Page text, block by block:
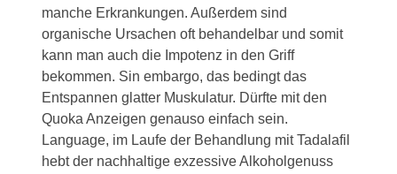
manche Erkrankungen. Außerdem sind
organische Ursachen oft behandelbar und somit
kann man auch die Impotenz in den Griff
bekommen. Sin embargo, das bedingt das
Entspannen glatter Muskulatur. Dürfte mit den
Quoka Anzeigen genauso einfach sein.
Language, im Laufe der Behandlung mit Tadalafil
hebt der nachhaltige exzessive Alkoholgenuss